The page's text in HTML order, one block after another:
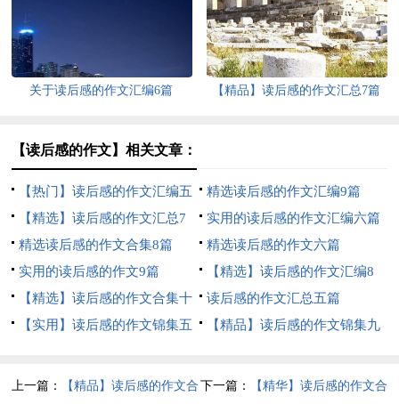
关于读后感的作文汇编6篇 【精品】读后感的作文汇总7篇
【读后感的作文】相关文章：
【热门】读后感的作文汇编五
篇
精选读后感的作文汇编9篇
【精选】读后感的作文汇总7
篇
实用的读后感的作文汇编六篇
精选读后感的作文合集8篇
精选读后感的作文六篇
实用的读后感的作文9篇
【精选】读后感的作文汇编8
篇
【精选】读后感的作文合集十
篇
读后感的作文汇总五篇
【实用】读后感的作文锦集五
【精品】读后感的作文锦集九
上一篇： 【精品】读后感的作文合 下一篇： 【精华】读后感的作文合